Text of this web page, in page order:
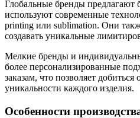
Глобальные бренды предлагают
используют современные
printing или sublimation. Они
создавать уникальные
Мелкие бренды и
более персонализированные
заказам, что позволяет
уникальности каждого изделия.
Особенности